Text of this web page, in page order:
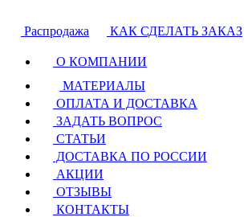
Распродажа КАК СДЕЛАТЬ ЗАКАЗ
О КОМПАНИИ
МАТЕРИАЛЫ
ОПЛАТА И ДОСТАВКА
ЗАДАТЬ ВОПРОС
СТАТЬИ
ДОСТАВКА ПО РОССИИ
АКЦИИ
ОТЗЫВЫ
КОНТАКТЫ